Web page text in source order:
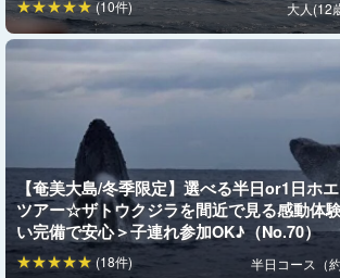
大人(12
(10件)
【奄美大島/冬季限定】選べる半日or1日ホ
ツアー☆ザトウクジラを間近で見る感動体
い完備で安心＞子連れ参加OK♪（No.70）
半日コース（
(18件)